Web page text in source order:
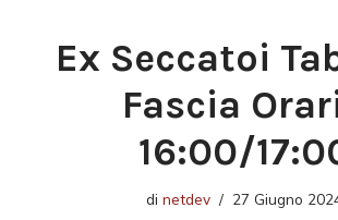
Ex Seccatoi
Fascia
16:00/
di netdev 27 Giugno